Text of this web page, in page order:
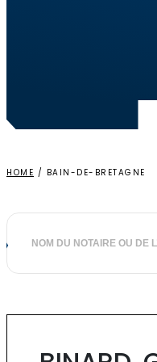
HOME / BAIN-DE-BRETAGNE
Nom
du